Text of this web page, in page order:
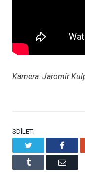
Kamera: Jaromír
SDÍLET.
Tumblr Email